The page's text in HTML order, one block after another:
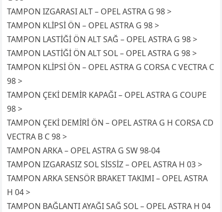
TAMPON IZGARASI ALT – OPEL ASTRA G 98 >
TAMPON KLİPSİ ÖN – OPEL ASTRA G 98 >
TAMPON LASTİĞİ ÖN ALT SAĞ – OPEL ASTRA G 98 >
TAMPON LASTİĞİ ÖN ALT SOL – OPEL ASTRA G 98 >
TAMPON KLİPSİ ÖN – OPEL ASTRA G CORSA C VECTRA C
98 >
TAMPON ÇEKİ DEMİR KAPAĞI – OPEL ASTRA G COUPE
98 >
TAMPON ÇEKİ DEMİRİ ÖN – OPEL ASTRA G H CORSA CD
VECTRA B C 98 >
TAMPON ARKA – OPEL ASTRA G SW 98-04
TAMPON IZGARASIZ SOL SİSSİZ – OPEL ASTRA H 03 >
TAMPON ARKA SENSÖR BRAKET TAKIMI – OPEL ASTRA
H 04 >
TAMPON BAĞLANTI AYAĞI SAĞ SOL – OPEL ASTRA H 04